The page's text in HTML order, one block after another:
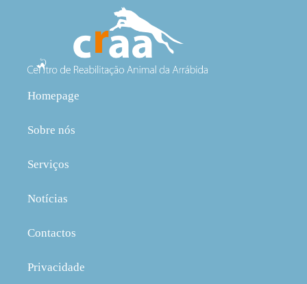
Homepage
Sobre nós
Serviços
Notícias
Contactos
Privacidade